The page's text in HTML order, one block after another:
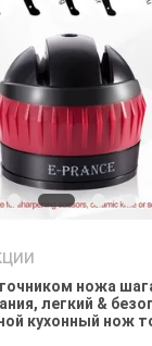
ножа
легкий &
кухонный нож